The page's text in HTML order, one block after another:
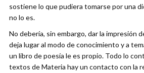
sostiene lo que pudiera tomarse por una
no lo es.
No debería, sin embargo, dar la impresión
deja lugar al modo de conocimiento y a
un libro de poesía le es propio. Todo lo
textos de Materia hay un contacto con la